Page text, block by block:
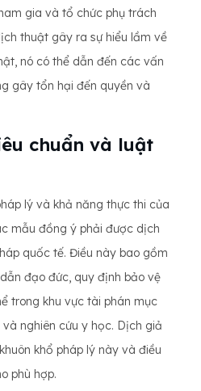
gia và tổ chức phụ trách
thuật gây ra sự hiểu lầm về
nó có thể dẫn đến các vấn
gây tổn hại đến quyền và
chuẩn và luật
lý và khả năng thực thi của
mẫu đồng ý phải được dịch
quốc tế. Điều này bao gồm
đạo đức, quy định bảo vệ
trong khu vực tài phán mục
nghiên cứu y học. Dịch giả
khổ pháp lý này và điều
phù hợp.